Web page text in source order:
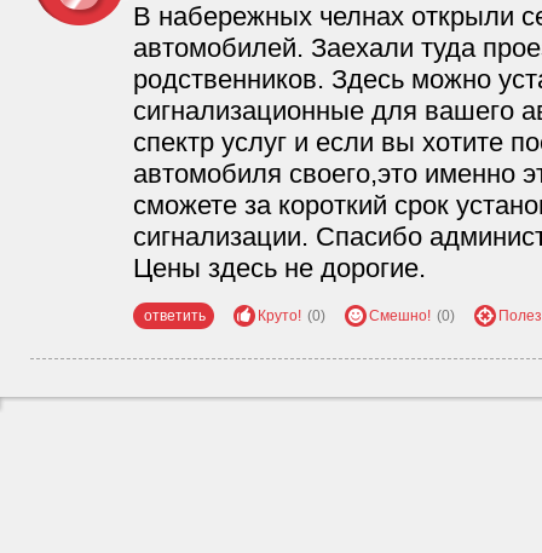
В набережных челнах открыли
автомобилей. Заехали туда
родственников. Здесь можно
сигнализационные для вашего
спектр услуг и если вы хотите
автомобиля своего,это именно
сможете за короткий срок
сигнализации. Спасибо
Цены здесь не дорогие.
ответить Круто! (0) Смешно! (0)